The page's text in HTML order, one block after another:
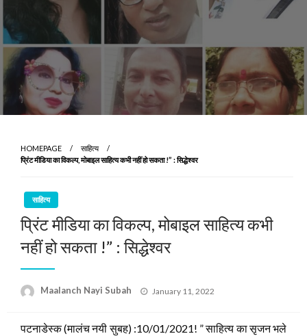
HOMEPAGE
साहित्य
प्रिंट मीडिया का विकल्प, मोबाइल साहित्य कभी नहीं हो सकता !” : सिद्धेश्वर
साहित्य
प्रिंट मीडिया का विकल्प, मोबाइल साहित्य कभी
नहीं हो सकता !” : सिद्धेश्वर
Maalanch Nayi Subah
Posted
January 11, 2022
पटनाडेस्क (मालंच नयी सुबह) :10/01/2021! ” साहित्य का सृजन भले